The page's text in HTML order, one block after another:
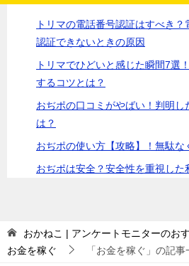
トリマの電話番号認証はすべき
認証できないときの原因
トリマでひどいと感じた瞬間7選
するコツとは？
おぢポの口コミがやばい！判明し
は？
おぢポの使い方【攻略】！無駄な
おぢポは安全？安全性を重視した
おかねこ | アンケートモニターのお
お金を稼ぐ
「お金を稼ぐ」の記